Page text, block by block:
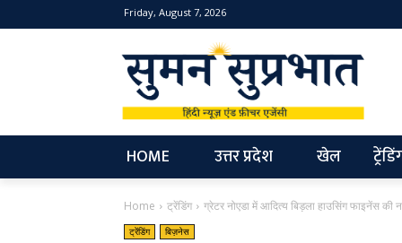
Friday, August 7, 2026
HOME उत्तर प्रदेश खेल
Home ट्रेंडिंग ग्रेटर नोएडा में आदित्य बिड़ला हाउसिंग फाइनेंस की
ट्रेंडिंग बिज़नेस